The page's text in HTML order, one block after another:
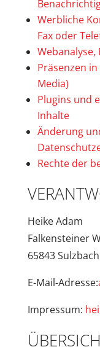
Werbliche
Fax oder
Präsenzen
Media)
Plugins und
Inhalte
Änderung
Rechte der
Heike Adam
Falkensteiner
65843 Sulzbach
E-Mail-Adresse:
Impressum: